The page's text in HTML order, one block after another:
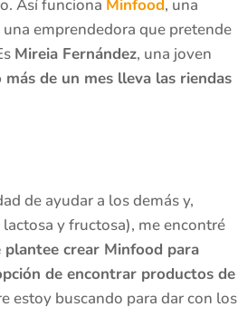
Así funciona Minfood, una
emprendedora que pretende
Mireia Fernández, una joven
de un mes lleva las riendas
de ayudar a los demás y,
lactosa y fructosa), me encontré
plantee crear Minfood para
de encontrar productos de
estoy buscando para dar con los